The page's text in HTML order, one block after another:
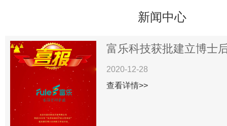
新闻中心
富乐科技获批建立博士
2020-12-28
查看详情>>